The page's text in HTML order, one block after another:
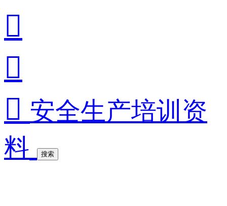


 安全生产培训资
料
搜索